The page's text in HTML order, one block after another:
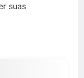
suas